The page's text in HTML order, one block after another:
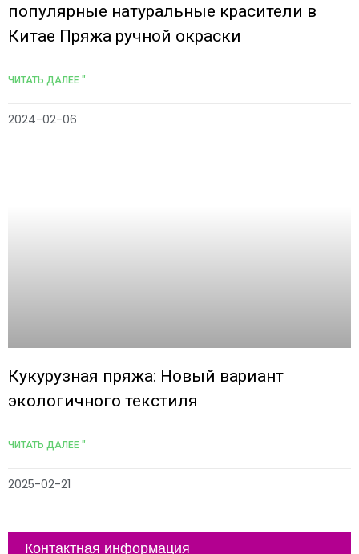
популярные натуральные красители в
Китае Пряжа ручной окраски
ЧИТАТЬ ДАЛЕЕ "
2024-02-06
Кукурузная пряжа: Новый вариант
экологичного текстиля
ЧИТАТЬ ДАЛЕЕ "
2025-02-21
Контактная информация